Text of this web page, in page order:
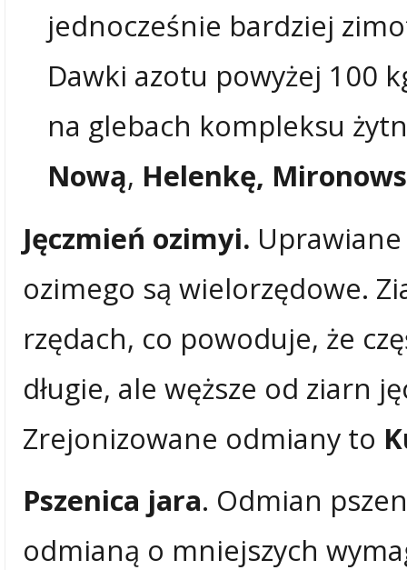
jednocześnie bardziej
Dawki azotu powyżej 100
na glebach kompleksu
Nową, Helenkę,
Jęczmień ozimyi.
ozimego są wielorzędowe.
rzędach, co powoduje, że
długie, ale węższe od ziarn
Zrejonizowane odmiany to
Pszenica jara. Odmian
odmianą o mniejszych